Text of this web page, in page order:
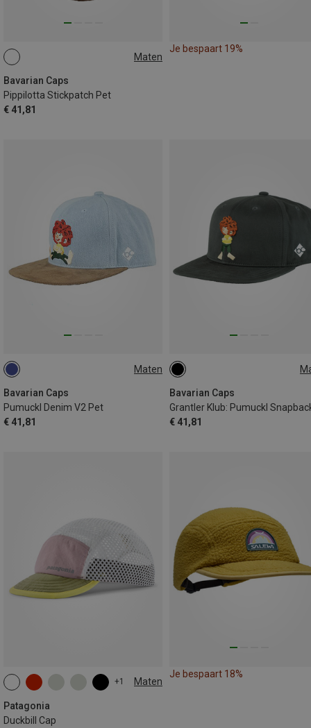
Maten
Bavarian Caps
Pippilotta Stickpatch Pet
€ 41,81
ONE SIZE
Je bespaart 19%
Maten
Bavarian Caps
Pumuckl Denim V2 Pet
€ 41,81
ONE SIZE
Bavarian Caps
€ 41,81
ONE SIZE
+1 Maten
Patagonia
Duckbill Cap
ONE SIZE
Je bespaart 18%